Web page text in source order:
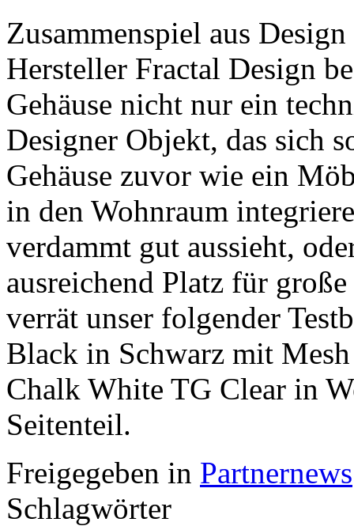
Zusammenspiel aus
Hersteller Fractal Design
Gehäuse nicht nur ein
Designer Objekt, das sich
Gehäuse zuvor wie ein
in den Wohnraum
verdammt gut aussieht,
ausreichend Platz für
verrät unser folgender
Black in Schwarz mit
Chalk White TG Clear in
Seitenteil.
Freigegeben in Partnernews
Schlagwörter